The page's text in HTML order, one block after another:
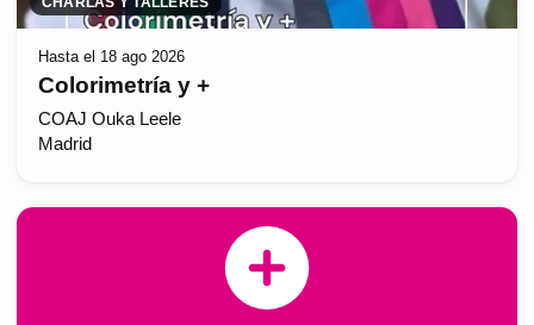
CHARLAS Y TALLERES
Hasta el 18 ago 2026
Colorimetría y +
COAJ Ouka Leele
Madrid